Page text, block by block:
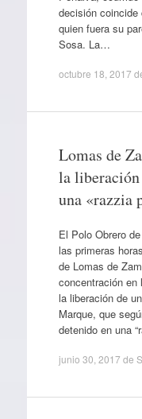
decisión coincide
quien fuera su
Sosa. La…
octubre 18, 2017
Lomas de
la liberación
una «razzia
El Polo Obrero
las primeras
de Lomas de
concentración en
la liberación de
Marque, que
detenido en una
junio 30, 2017 de